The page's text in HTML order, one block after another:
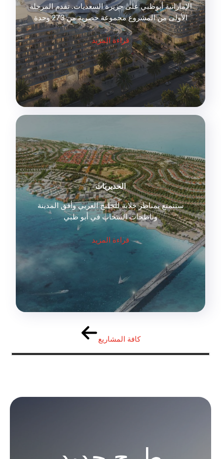
الإماراتية أبوظبي على جزيرة السعديات. تقدم المرحلة
الأولى من المشروع مجموعة حصرية من 273 وحدة
قراءة المزيد
الحديريات
ستتمتع بمناظر خلابة للخليج العربي وأفق المدينة
وناطحات السحاب في أبو ظبي
قراءة المزيد
كافة المشاريع